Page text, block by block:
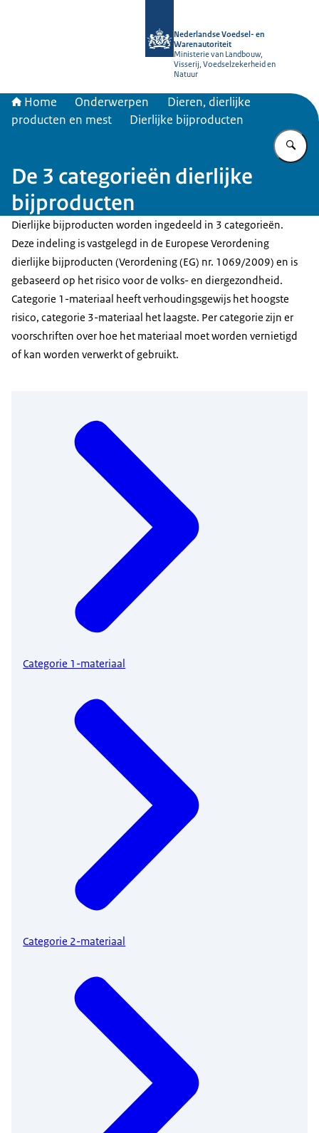
Nederlandse Voedsel- en
Warenautoriteit
Ministerie van Landbouw,
Visserij, Voedselzekerheid en
Natuur
Home Onderwerpen
Dieren, dierlijke
producten en mest
Dierlijke bijproducten
De 3 categorieën dierlijke
bijproducten
Dierlijke bijproducten worden ingedeeld in 3 categorieën.
Deze indeling is vastgelegd in de Europese Verordening
dierlijke bijproducten (Verordening (EG) nr. 1069/2009) en is
gebaseerd op het risico voor de volks- en diergezondheid.
Categorie 1-materiaal heeft verhoudingsgewijs het hoogste
risico, categorie 3-materiaal het laagste. Per categorie zijn er
voorschriften over hoe het materiaal moet worden vernietigd
of kan worden verwerkt of gebruikt.
Categorie 1-materiaal
Categorie 2-materiaal